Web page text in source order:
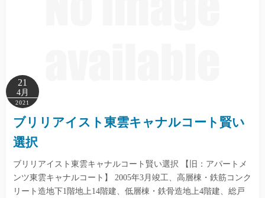
21
4月
2021
ブリリアイスト東雲キャナルコート賢い
選択
ブリリアイスト東雲キャナルコート賢い選択 【旧：アパートメ
ンツ東雲キャナルコート】 2005年3月竣工、高層棟・鉄筋コンク
リート造地下1階地上14階建、低層棟・鉄骨造地上4階建、総戸